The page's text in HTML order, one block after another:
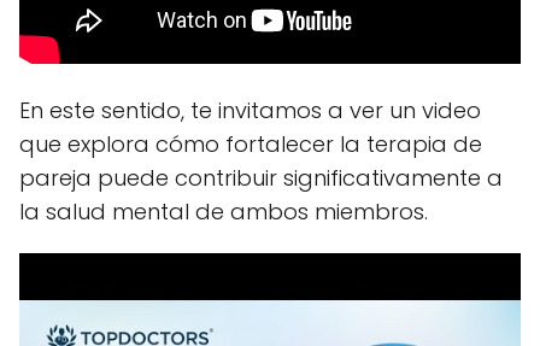
En este sentido, te invitamos a ver un video
que explora cómo fortalecer la terapia de
pareja puede contribuir significativamente a
la salud mental de ambos miembros.